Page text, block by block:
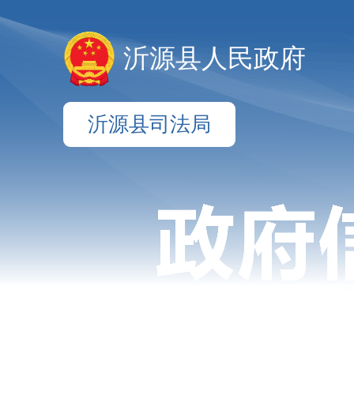
沂源县人民政府
沂源县司法局